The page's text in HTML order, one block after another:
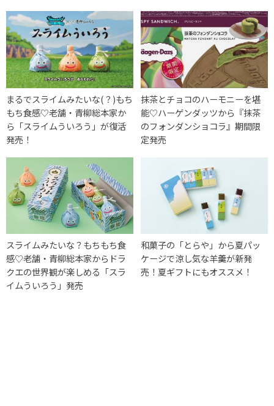
まるでスライムみたいな(？)もち
もち食感♡老舗・青柳総本家か
ら「スライムういろう」が復活
発売！
抹茶とチョコのハーモニーを堪
能♡ハーゲンダッツから『抹茶
のフォンダンショコラ』期間限
定発売
スライムみたいな？もちもち食
感♡老舗・青柳総本家からドラ
クエの世界観が楽しめる「スラ
イムういろう」発売
和菓子の「とらや」から夏パッ
ケージで涼し気な羊羹が新発
売！夏ギフトにもオススメ！